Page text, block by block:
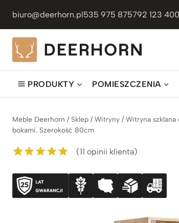
treści
biuro@deerhorn.pl535 975 875792 123 400
PRODUKTY POMIESZCZENIA
Meble Deerhorn / Sklep /Witryny /Witryna szklana
bokami. Szerokość 80cm
5.00na 5 na
podstawie
ocen
(11 opinii klienta)